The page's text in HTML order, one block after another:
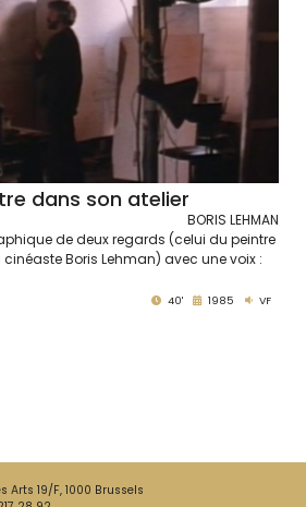
dans son atelier
BORIS LEHMAN
de deux regards (celui du peintre
Boris Lehman) avec une voix :
40' 1985 VF
Arts 19/F, 1000 Brussels